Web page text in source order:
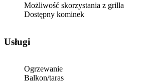
Możliwość skorzystania z grilla
Dostępny kominek
Usługi
Ogrzewanie
Balkon/taras